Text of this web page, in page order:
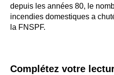
depuis les années 80, le
incendies domestiques a
la FNSPF.
Complétez votre